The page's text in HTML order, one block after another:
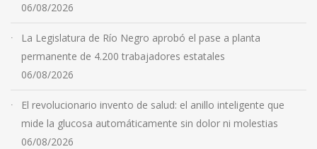
06/08/2026
La Legislatura de Río Negro aprobó el pase a planta
permanente de 4.200 trabajadores estatales
06/08/2026
El revolucionario invento de salud: el anillo inteligente que
mide la glucosa automáticamente sin dolor ni molestias
06/08/2026